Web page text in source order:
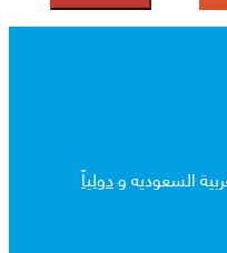
السعوديه ودولياً